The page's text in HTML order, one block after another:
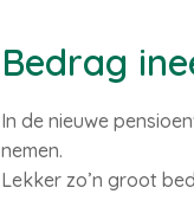
Bedrag
In de nieuwe
nemen.
Lekker zo’n groot